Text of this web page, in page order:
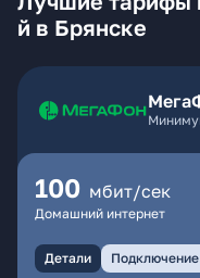
й в Брянске
100 мбит/сек
Домашний интернет
Детали Подключение